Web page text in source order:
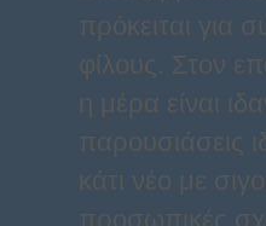
πρόκειται για
φίλους. Στον
η μέρα είναι
παρουσιάσεις
κάτι νέο με
προσωπικές